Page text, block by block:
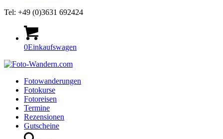
Tel: +49 (0)3631 692424
0Einkaufswagen
Fotowanderungen
Fotokurse
Fotoreisen
Termine
Rezensionen
Gutscheine